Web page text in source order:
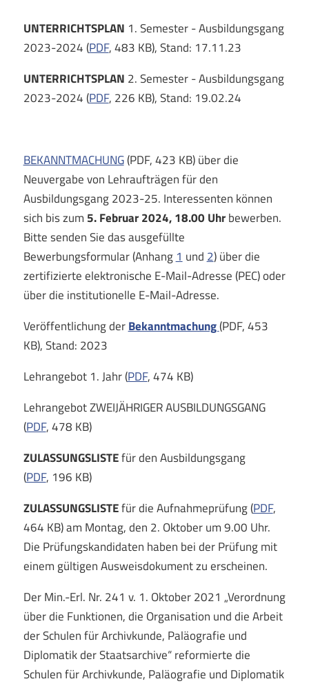
UNTERRICHTSPLAN 1. Semester - Ausbildungsgang
2023-2024 (PDF, 483 KB), Stand: 17.11.23
UNTERRICHTSPLAN 2. Semester - Ausbildungsgang
2023-2024 (PDF, 226 KB), Stand: 19.02.24
BEKANNTMACHUNG(PDF, 423 KB) über die
Neuvergabe von Lehraufträgen für den
Ausbildungsgang 2023-25. Interessenten können
sich bis zum 5. Februar 2024, 18.00 Uhrbewerben.
Bitte senden Sie das ausgefüllte
Bewerbungsformular (Anhang 1 und 2) über die
zertifizierte elektronische E-Mail-Adresse (PEC) oder
über die institutionelle E-Mail-Adresse.
Veröffentlichung der Bekanntmachung(PDF, 453
KB), Stand: 2023
Lehrangebot 1. Jahr (PDF, 474 KB)
Lehrangebot ZWEIJÄHRIGER AUSBILDUNGSGANG
(PDF, 478 KB)
ZULASSUNGSLISTEfür den Ausbildungsgang
(PDF, 196 KB)
ZULASSUNGSLISTEfür die Aufnahmeprüfung (PDF,
464 KB) am Montag, den 2. Oktober um 9.00 Uhr.
Die Prüfungskandidaten haben bei der Prüfung mit
einem gültigen Ausweisdokument zu erscheinen.
Der Min.-Erl. Nr. 241 v. 1. Oktober 2021 „Verordnung
über die Funktionen, die Organisation und die Arbeit
der Schulen für Archivkunde, Paläografie und
Diplomatik der Staatsarchive“ reformierte die
Schulen für Archivkunde, Paläografie und Diplomatik